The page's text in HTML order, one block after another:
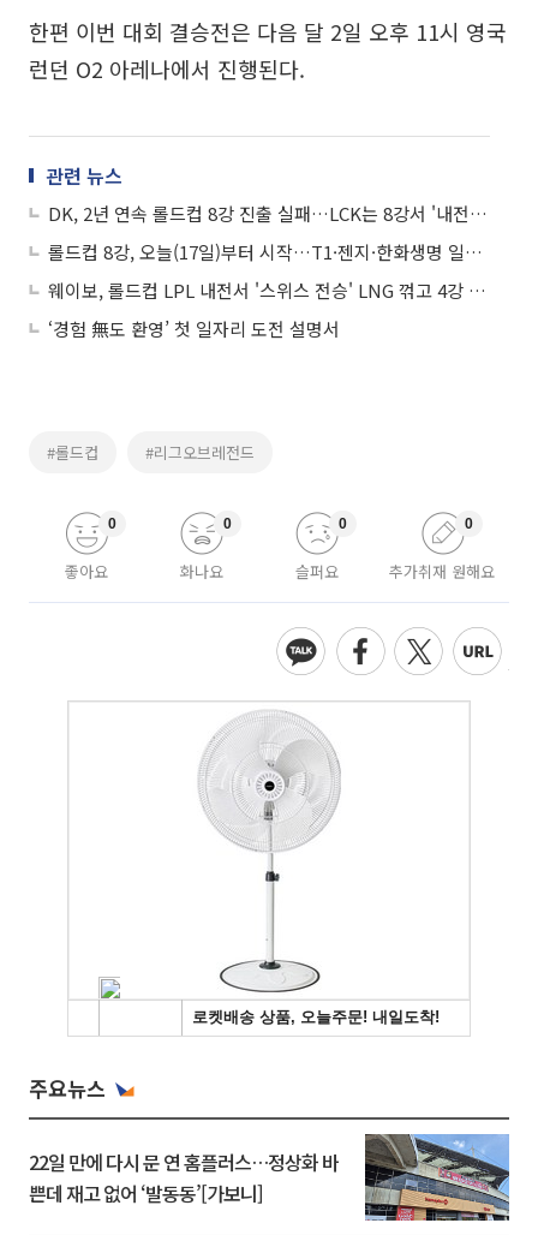
한편 이번 대회 결승전은 다음 달 2일 오후 11시 영국
런던 O2 아레나에서 진행된다.
관련 뉴스
DK, 2년 연속 롤드컵 8강 진출 실패…LCK는 8강서 '내전' 피했다
롤드컵 8강, 오늘(17일)부터 시작…T1·젠지·한화생명 일정은?
웨이보, 롤드컵 LPL 내전서 '스위스 전승' LNG 꺾고 4강 선착…'양대인 매직'
‘경험 無도 환영’ 첫 일자리 도전 설명서
#롤드컵 #리그오브레전드
좋아요
0
화나요
0
슬퍼요
0
추가취재 원해요
0
주요뉴스
22일 만에 다시 문 연 홈플러스…정상화 바
쁜데 재고 없어 ‘발동동’[가보니]